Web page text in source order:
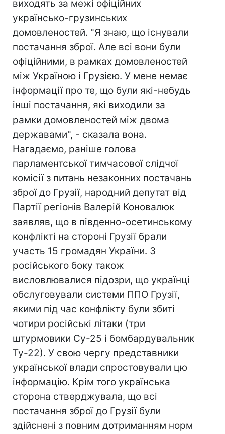
виходять за межі офіційних
українсько-грузинських
домовленостей. "Я знаю, що існували
постачання зброї. Але всі вони були
офіційними, в рамках домовленостей
між Україною і Грузією. У мене немає
інформації про те, що були які-небудь
інші постачання, які виходили за
рамки домовленостей між двома
державами", - сказала вона.
Нагадаємо, раніше голова
парламентської тимчасової слідчої
комісії з питань незаконних постачань
зброї до Грузії, народний депутат від
Партії регіонів Валерій Коновалюк
заявляв, що в південно-осетинському
конфлікті на стороні Грузії брали
участь 15 громадян України. З
російського боку також
висловлювалися підозри, що українці
обслуговували системи ППО Грузії,
якими під час конфлікту були збиті
чотири російські літаки (три
штурмовики Су-25 і бомбардувальник
Ту-22). У свою чергу представники
української влади спростовували цю
інформацію. Крім того українська
сторона стверджувала, що всі
постачання зброї до Грузії були
здійснені з повним дотриманням норм